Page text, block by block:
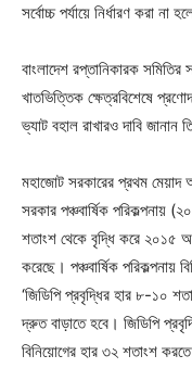
সর্বোচ্চ পর্যায়ে নির্ধারণ করা না
বাংলাদেশ রপ্তানিকারক
খাতভিত্তিক ক্ষেত্রবিশেষে
ভ্যাট বহাল রাখারও দাবি জানান
মহাজোট সরকারের প্রথম
সরকার পঞ্চবার্ষিক পরিকল্পনায়
শতাংশ থেকে বৃদ্ধি করে ২০১৫
করেছে। পঞ্চবার্ষিক
‘জিডিপি প্রবৃদ্ধির হার ৮-১০
দ্রুত বাড়াতে হবে। জিডিপি
বিনিয়োগের হার ৩২ শতাংশ